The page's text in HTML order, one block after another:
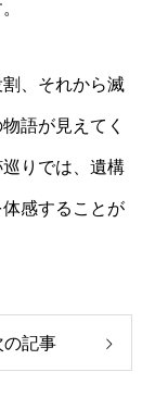
、それから滅
語が見えてく
りでは、遺構
感することが
の記事